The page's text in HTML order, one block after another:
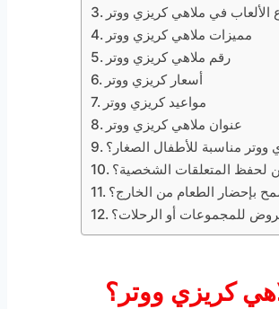
الألعاب في ملاهي كريزي ووتر
مميزات ملاهي كريزي ووتر
رقم ملاهي كريزي ووتر
أسعار كريزي ووتر
مواعيد كريزي ووتر
عنوان ملاهي كريزي ووتر
ووتر مناسبة للأطفال الصغار؟
لحفظ المتعلقات الشخصية؟
بإحضار الطعام من الخارج؟
للمجموعات أو الرحلات؟
كريزي ووتر؟